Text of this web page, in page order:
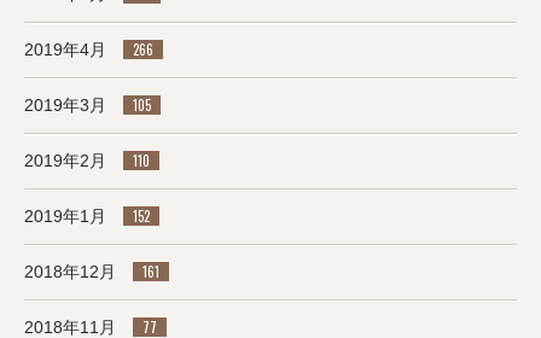
2019年4月 266
2019年3月 105
2019年2月 110
2019年1月 152
2018年12月 161
2018年11月 77